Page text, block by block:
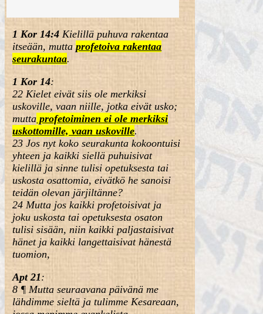
1 Kor 14:4 Kielillä puhuva rakentaa
itseään, muttaprofetoiva rakentaa
seurakuntaa.
1 Kor 14:
22Kielet eivät siis ole merkiksi
uskoville, vaan niille, jotka eivät usko;
mutta profetoiminen ei ole merkiksi
uskottomille, vaan uskoville.
23Jos nyt koko seurakunta kokoontuisi
yhteen ja kaikki siellä puhuisivat
kielillä ja sinne tulisi opetuksesta tai
uskosta osattomia, eivätkö he sanoisi
teidän olevan järjiltänne?
24Mutta jos kaikki profetoisivat ja
joku uskosta tai opetuksesta osaton
tulisi sisään, niin kaikki paljastaisivat
hänet ja kaikki langettaisivat hänestä
tuomion,
Apt 21:
8 ¶Mutta seuraavana päivänä me
lähdimme sieltä ja tulimme Kesareaan,